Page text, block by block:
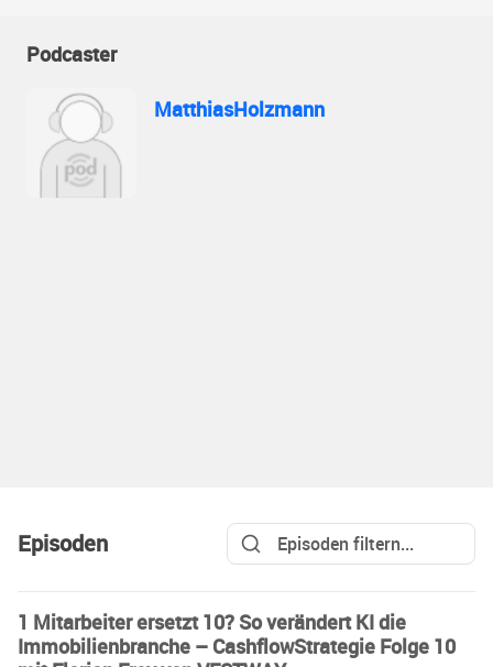
Podcaster
MatthiasHolzmann
Episoden
1 Mitarbeiter ersetzt 10? So verändert KI die
Immobilienbranche – CashflowStrategie Folge 10